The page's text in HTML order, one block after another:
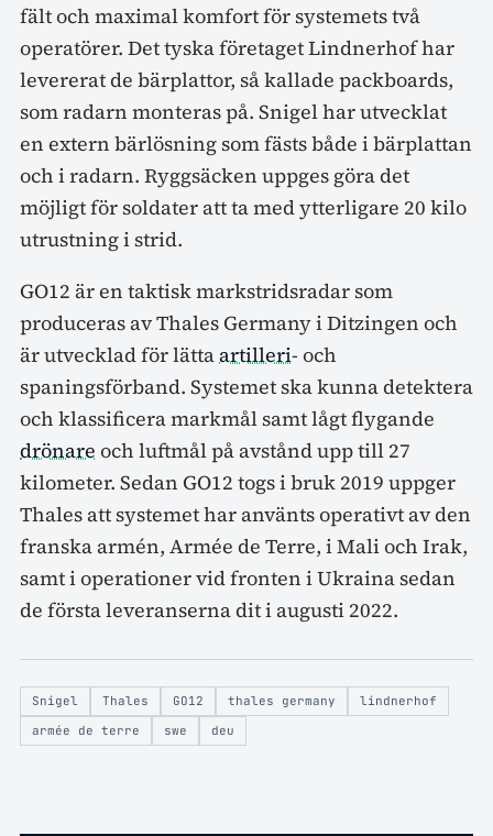
fält och maximal komfort för systemets två
operatörer. Det tyska företaget Lindnerhof har
levererat de bärplattor, så kallade packboards,
som radarn monteras på. Snigel har utvecklat
en extern bärlösning som fästs både i bärplattan
och i radarn. Ryggsäcken uppges göra det
möjligt för soldater att ta med ytterligare 20 kilo
utrustning i strid.
GO12 är en taktisk markstridsradar som
produceras av Thales Germany i Ditzingen och
är utvecklad för lätta artilleri- och
spaningsförband. Systemet ska kunna detektera
och klassificera markmål samt lågt flygande
drönare och luftmål på avstånd upp till 27
kilometer. Sedan GO12 togs i bruk 2019 uppger
Thales att systemet har använts operativt av den
franska armén, Armée de Terre, i Mali och Irak,
samt i operationer vid fronten i Ukraina sedan
de första leveranserna dit i augusti 2022.
Snigel Thales GO12 thales germany
lindnerhof
armée de terre
swe deu